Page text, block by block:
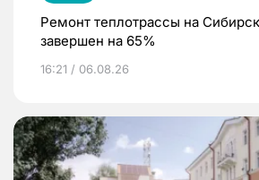
Ремонт теплотрассы на
завершен на 65%
16:21 / 06.08.26